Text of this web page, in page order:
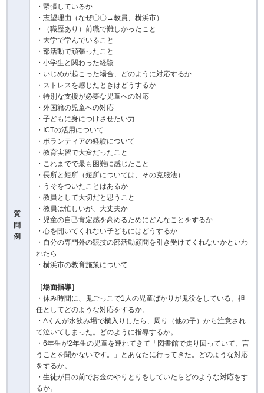
質
問
例
・緊張しているか
・志望理由（なぜ〇〇→教員、横浜市）
・（職歴あり）前職で難しかったこと
・大学で学んでいること
・部活動で頑張ったこと
・小学生と関わった経験
・いじめが起こった場合、どのように対応するか
・ストレスを感じたときはどうするか
・特別な支援が必要な児童への対応
・外国籍の児童への対応
・子どもに身につけさせたい力
・ICTの活用について
・ボランティアの経験について
・教育実習で大変だったこと
・これまでで最も困難に感じたこと
・長所と短所（短所については、その克服法）
・うそをついたことはあるか
・教員として大切だと思うこと
・教員は忙しいが、大丈夫か
・児童の自己肯定感を高めるためにどんなことをするか
・心を開いてくれない子どもにはどうするか
・自分の専門外の競技の部活動顧問を引き受けてくれないかといわ
れたら
・横浜市の教育施策について
［場面指導］
・休み時間に、鬼ごっこで1人の児童ばかりが鬼役をしている。担
任としてどのような対応をするか。
・Aくんが水飲み場で横入りしたら、周り（他の子）から注意され
て泣いてしまった。どのように指導するか。
・6年生が2年生の児童を連れてきて「図書館で走り回っていて、言
うことを聞かないです。」とあなたに行ってきた。どのような対応
をするか。
・生徒が目の前でお金のやりとりをしていたらどのような対応をす
るか。